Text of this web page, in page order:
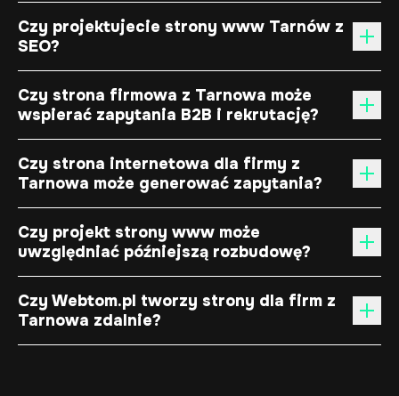
Czy projektujecie strony www Tarnów z
SEO?
Czy strona firmowa z Tarnowa może
wspierać zapytania B2B i rekrutację?
Czy strona internetowa dla firmy z
Tarnowa może generować zapytania?
Czy projekt strony www może
uwzględniać późniejszą rozbudowę?
Czy Webtom.pl tworzy strony dla firm z
Tarnowa zdalnie?